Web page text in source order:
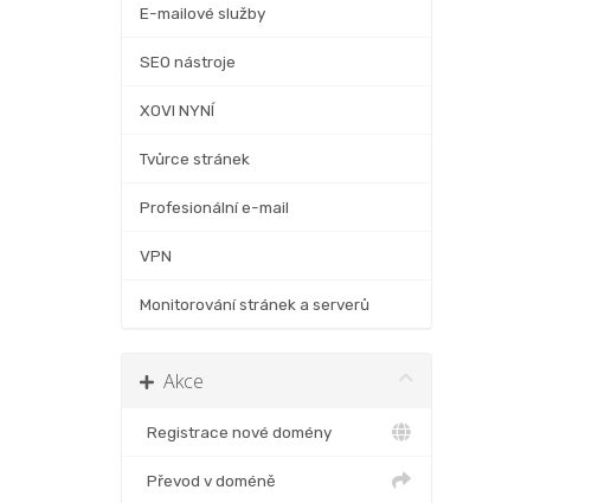
E-mailové služby
SEO nástroje
XOVI NYNÍ
Tvůrce stránek
Profesionální e-mail
VPN
Monitorování stránek a serverů
Akce
Registrace nové domény
Převod v doméně